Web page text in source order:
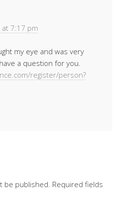
7:17 pm
my eye and was very
a question for you.
register/person?
be published. Required fields